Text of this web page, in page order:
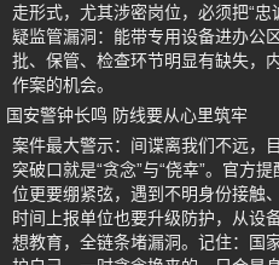
走形式，尤其涉密岗位，必须把“
疑监管漏洞：能带专用设备进办公
批、保管、检查环节明显有缺失，
作案的机会。
国安警钟长鸣 防线要从心里筑牢
案件最大警示：间谍离我们不远，
突破口就是“贪念”与“侥幸”。官方
位更要绷紧弦，遇到不明身份接触
时间上报单位也要升级防护，从设
想教育，全链条堵漏洞。记住：国